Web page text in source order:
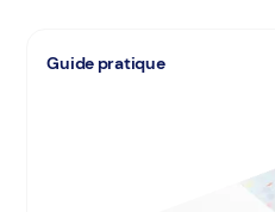
Guide pratique